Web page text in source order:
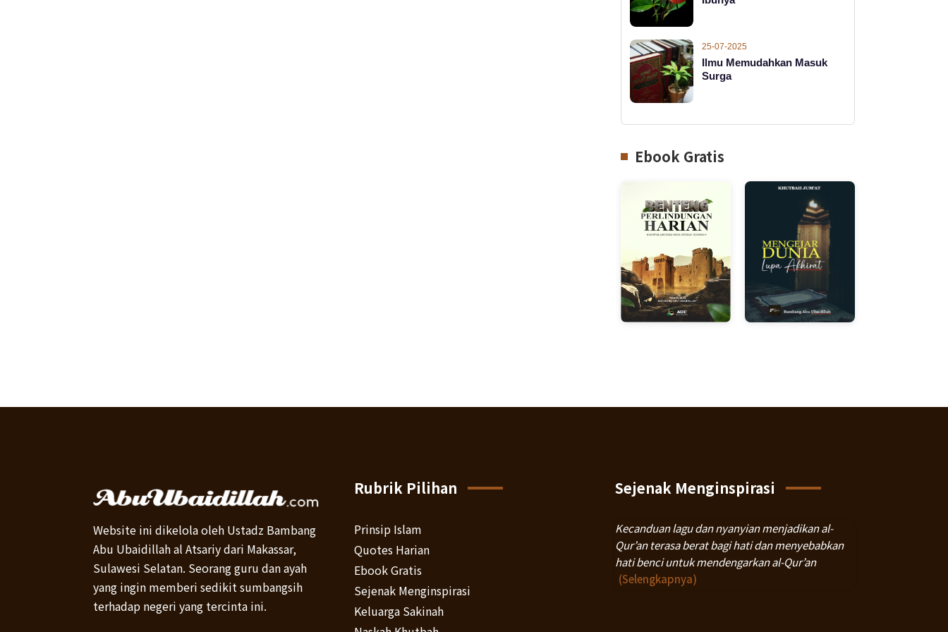
25-07-2025
Ilmu Memudahkan Masuk
Surga
Ebook Gratis
Website ini dikelola oleh Ustadz Bambang
Abu Ubaidillah al Atsariy dari Makassar,
Sulawesi Selatan. Seorang guru dan ayah
yang ingin memberi sedikit sumbangsih
terhadap negeri yang tercinta ini.
Rubrik Pilihan
Prinsip Islam
Quotes Harian
Ebook Gratis
Sejenak Menginspirasi
Keluarga Sakinah
Sejenak Menginspirasi
Kecanduan lagu dan nyanyian menjadikan al-
Qur’an terasa berat bagi hati dan menyebabkan
hati benci untuk mendengarkan al-Qur’an
(Selengkapnya)